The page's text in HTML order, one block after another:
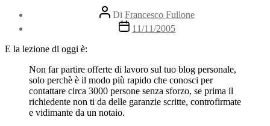
Autore
articolo
Di Francesco Fullone
Data
dell'articolo
11/11/2005
E la lezione di oggi è:
Non far partire offerte di lavoro sul tuo blog personale,
solo perchè è il modo più rapido che conosci per
contattare circa 3000 persone senza sforzo, se prima il
richiedente non ti da delle garanzie scritte, controfirmate
e vidimante da un notaio.